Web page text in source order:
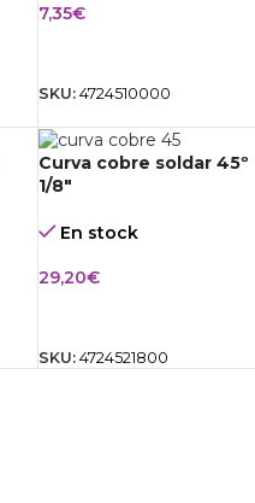
7,35€
SKU:4724510000
Curva cobre soldar 45º
1/8″
En stock
29,20€
SKU:4724521800